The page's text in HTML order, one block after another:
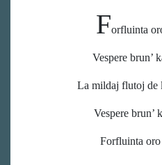
Forfluinta
Vespere brun’
La mildaj flutoj de
Vespere brun’
Forfluinta oro